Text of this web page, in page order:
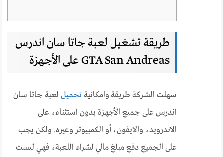
طريقة تشغيل لعبة جاتا سان اندرس
GTA San Andreas على الأجهزة
سهلت الشركة طريقة وامكانيةتحميللعبة جاتا سان
اندرس على جميع الأجهزة بدون استثناء، على
الاندرويد، والايفون، أو الكمبيوتر وغيره. ولكن يجب
على الجميع دفع مبلغ مالي لشراء اللعبة، فهي ليست